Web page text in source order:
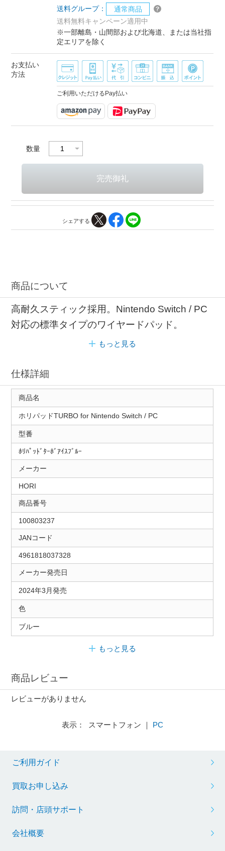
送料グループ：
通常商品
送料無料キャンペーン適用中
※一部離島・山間部および北海道、または当社指
定エリアを除く
お支払い
方法
ご利用いただけるPay払い
数量
シェアする
商品について
高耐久スティック採用。Nintendo Switch / PC
対応の標準タイプのワイヤードパッド。
もっと見る
仕様詳細
商品名
ホリパッドTURBO for Nintendo Switch / PC
型番
ﾎﾘﾊﾟｯﾄﾞﾀｰﾎﾞｱｲｽﾌﾞﾙｰ
メーカー
HORI
商品番号
100803237
JANコード
4961818037328
メーカー発売日
2024年3月発売
色
ブルー
もっと見る
商品レビュー
レビューがありません
表示： スマートフォン ｜ PC
ご利用ガイド
買取お申し込み
訪問・店頭サポート
会社概要